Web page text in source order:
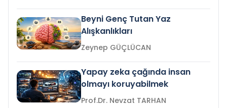
Beyni Genç Tutan Yaz
Alışkanlıkları
Zeynep GÜÇLÜCAN
Yapay zeka çağında insan
olmayı koruyabilmek
Prof.Dr. Nevzat TARHAN